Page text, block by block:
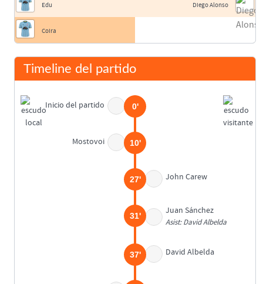
Edu
Coira
Diego Alonso
Timeline del partido
Inicio del partido 0'
Mostovoi 10'
John Carew
27'
Juan Sánchez
Asist: David Albelda
31'
David Albelda
37'